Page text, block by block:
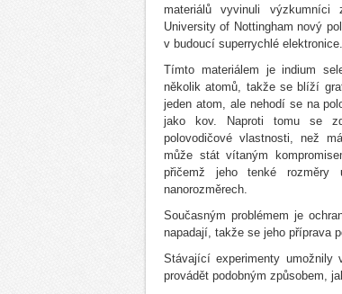
materiálů vyvinuli
University of Nottingham nový
v budoucí superrychlé elektronice.
Tímto materiálem je indium
několik atomů, takže se blíží
jeden atom, ale nehodí se na
jako kov. Naproti tomu se
polovodičové vlastnosti, než
může stát vítaným
přičemž jeho tenké rozměry
nanorozměrech.
Současným problémem je
napadají, takže se jeho příprava
Stávající experimenty
provádět podobným způsobem,